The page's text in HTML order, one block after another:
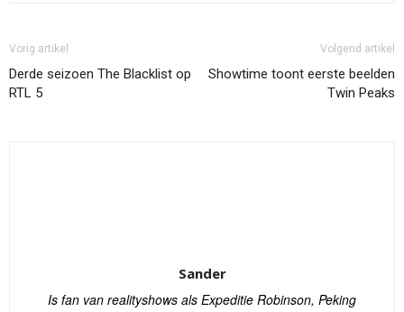
Vorig artikel
Derde seizoen The Blacklist op
RTL 5
Volgend artikel
Showtime toont eerste beelden
Twin Peaks
Sander
Is fan van realityshows als Expeditie Robinson, Peking